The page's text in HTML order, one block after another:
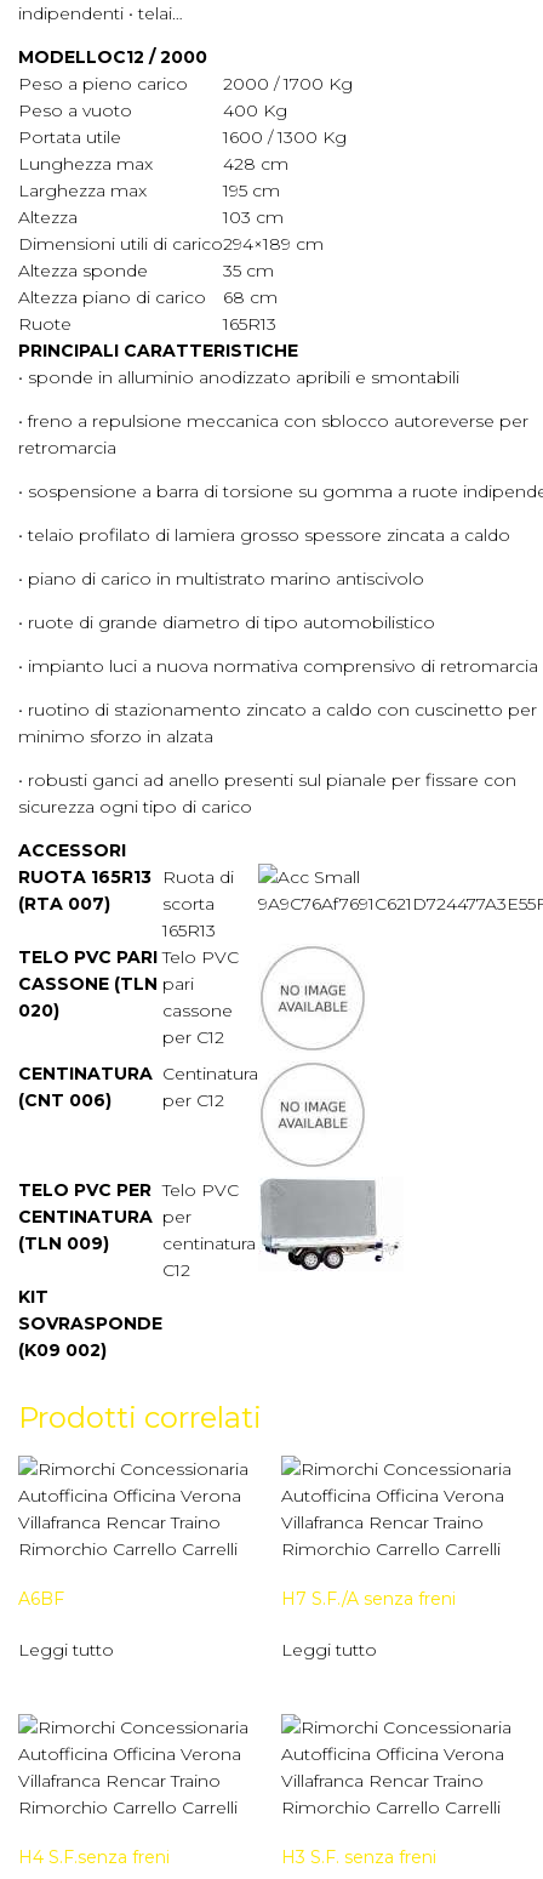
indipendenti • telai…
MODELLOC12 / 2000
Peso a pieno carico
2000 / 1700 Kg
Peso a vuoto
400 Kg
Portata utile
1600 / 1300 Kg
Lunghezza max
428 cm
Larghezza max
195 cm
Altezza
103 cm
Dimensioni utili di carico294×189 cm
Altezza sponde
35 cm
Altezza piano di carico
68 cm
Ruote
165R13
PRINCIPALI CARATTERISTICHE
• sponde in alluminio anodizzato apribili e smontabili
• freno a repulsione meccanica con sblocco autoreverse per
retromarcia
• sospensione a barra di torsione su gomma a ruote
• telaio profilato di lamiera grosso spessore zincata a caldo
• piano di carico in multistrato marino antiscivolo
• ruote di grande diametro di tipo automobilistico
• impianto luci a nuova normativa comprensivo di retromarcia
• ruotino di stazionamento zincato a caldo con cuscinetto per
minimo sforzo in alzata
• robusti ganci ad anello presenti sul pianale per fissare con
sicurezza ogni tipo di carico
ACCESSORI
RUOTA 165R13
(RTA 007)
Ruota di
scorta
165R13
TELO PVC PARI
CASSONE (TLN
020)
Telo PVC
pari
cassone
per C12
CENTINATURA
(CNT 006)
Centinatura
per C12
TELO PVC PER
CENTINATURA
(TLN 009)
Telo PVC
per
centinatura
C12
KIT
SOVRASPONDE
(K09 002)
Prodotti correlati
A6BF
Leggi tutto
H7 S.F./A senza freni
Leggi tutto
H4 S.F.senza freni H3 S.F. senza freni